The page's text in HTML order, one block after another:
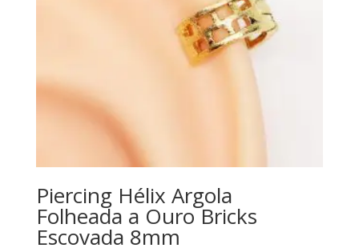
Piercing Hélix Argola
Folheada a Ouro Bricks
Escovada 8mm